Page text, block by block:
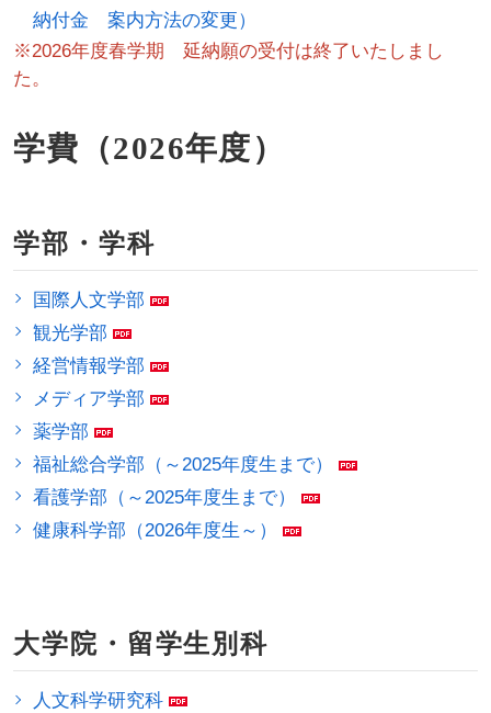
納付金 案内方法の変更）
※2026年度春学期 延納願の受付は終了いたしまし
た。
学費（2026年度）
学部・学科
国際人文学部
観光学部
経営情報学部
メディア学部
薬学部
福祉総合学部（～2025年度生まで）
看護学部（～2025年度生まで）
健康科学部（2026年度生～）
大学院・留学生別科
人文科学研究科